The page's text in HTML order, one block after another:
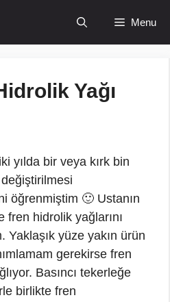
Menu
Yağı
yılda bir veya kırk bin
öğrenmiştim 🙂 Ustanın
fren hidrolik yağlarını
Yaklaşık yüze yakın ürün
gerekirse fren
Basıncı tekerleğe
birlikte fren